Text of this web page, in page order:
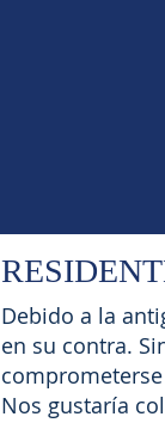
Debido a la
en su contra.
Nos gustaría